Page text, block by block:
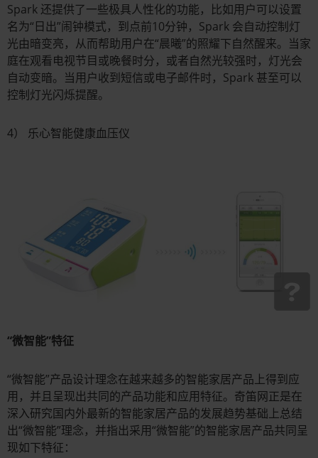
Spark 还提供了一些极具人性化的功能，比如用户可以设置
名为“日出”闹钟模式，到点前10分钟，Spark 会自动控制灯
光由暗变亮，从而帮助用户在“晨曦”的照耀下自然醒来。当家
庭在观看电视节目或晚餐时分，或者自然光较强时，灯光会
自动变暗。当用户收到短信或电子邮件时，Spark 甚至可以
控制灯光闪烁提醒。
4） 乐心智能健康血压仪
“微智能”特征
“微智能”产品设计理念在越来越多的智能家居产品上得到应
用，并且呈现出共同的产品功能和应用特征。奇笛网正是在
深入研究国内外最新的智能家居产品的发展趋势基础上总结
出“微智能”理念，并指出采用“微智能”的智能家居产品共同呈
现如下特征：